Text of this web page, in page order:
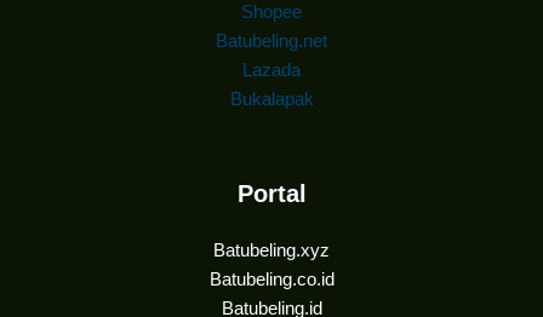
Shopee
Batubeling.net
Lazada
Bukalapak
Portal
Batubeling.xyz
Batubeling.co.id
Batubeling.id